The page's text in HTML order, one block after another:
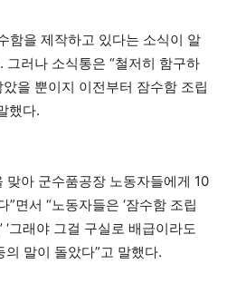
함을 제작하고 있다는 소식이 알
그러나 소식통은 “철저히 함구하
을 뿐이지 이전부터 잠수함 조립
했다.
맞아 군수품공장 노동자들에게 10
면서 “노동자들은 ‘잠수함 조립
‘그래야 그걸 구실로 배급이라도
의 말이 돌았다”고 말했다.